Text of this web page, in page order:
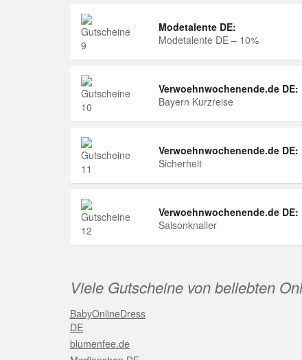
Modetalente DE:
Modetalente DE – 10%
Verwoehnwochenende.de DE:
Bayern Kurzreise
Verwoehnwochenende.de DE:
Sicherheit
Verwoehnwochenende.de DE:
Saisonknaller
Viele Gutscheine von beliebten
BabyOnlineDress
DE
blumenfee.de